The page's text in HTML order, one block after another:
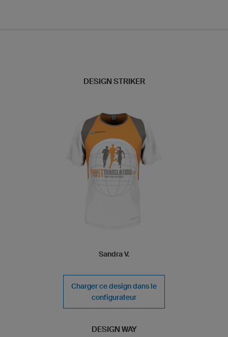
DESIGN STRIKER
Sandra V.
Charger ce design dans le
configurateur
DESIGN WAY